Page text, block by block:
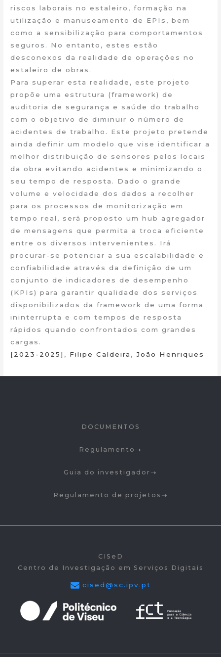
riscos laborais no estaleiro, formação na
utilização e manuseamento de EPIs, bem
como a sensibilização para comportamentos
seguros. No entanto, estes estão
desconexos da realidade de operações no
estaleiro de obras.
Para superar esta realidade, este projeto
propõe uma estrutura (framework) de
auditoria de segurança e saúde do trabalho
com o objetivo de diminuir o número de
acidentes de trabalho. Este projeto pretende
ainda definir um modelo que vise identificar a
melhor distribuição de sensores pelos locais
da obra evitando acidentes e minimizando o
seu tempo de resposta. Dado o grande
volume e velocidade dos dados a recolher
para os processos de monitorização em
tempo real, será proposto um hub agregador
de mensagens que permita a troca eficiente
entre os diversos intervenientes. Irá
procurar-se potenciar a sua escalabilidade e
confiabilidade através da definição de um
conjunto de indicadores de desempenho
(KPIs) para garantir qualidade dos serviços
disponibilizados da framework de uma forma
ininterrupta e com tempos de resposta
rápidos quando confrontados com grandes
cargas.
[2023-2025] , Filipe Caldeira ,João Henriques
DOCUMENTOS
Regulamento
Guia do investigador
Regulamento de projetos
CISeD
Centro de Investigação em Serviços Digitais
cised@sc.ipv.pt